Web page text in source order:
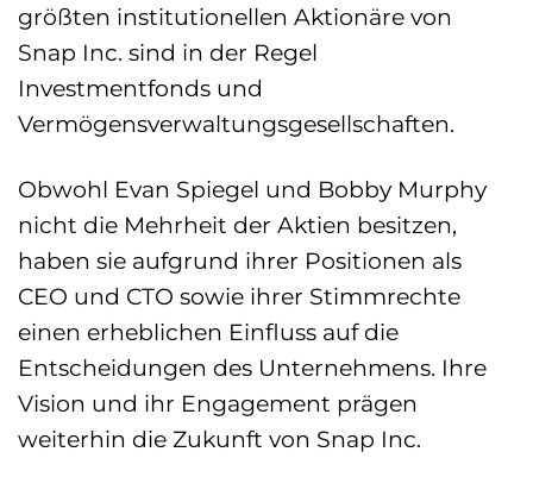
größten institutionellen Aktionäre von
Snap Inc. sind in der Regel
Investmentfonds und
Vermögensverwaltungsgesellschaften.
Obwohl Evan Spiegel und Bobby Murphy
nicht die Mehrheit der Aktien besitzen,
haben sie aufgrund ihrer Positionen als
CEO und CTO sowie ihrer Stimmrechte
einen erheblichen Einfluss auf die
Entscheidungen des Unternehmens. Ihre
Vision und ihr Engagement prägen
weiterhin die Zukunft von Snap Inc.